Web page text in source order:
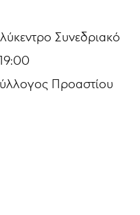
Συνεδριακό
Προαστίου